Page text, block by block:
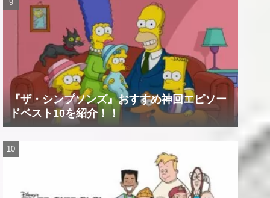
『ザ・シンプソンズ』おすすめ神回エピソー
ドベスト10を紹介！！